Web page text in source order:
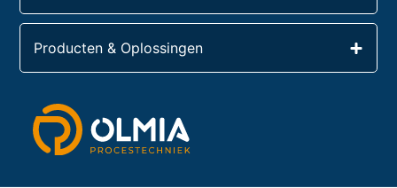
Producten & Oplossingen